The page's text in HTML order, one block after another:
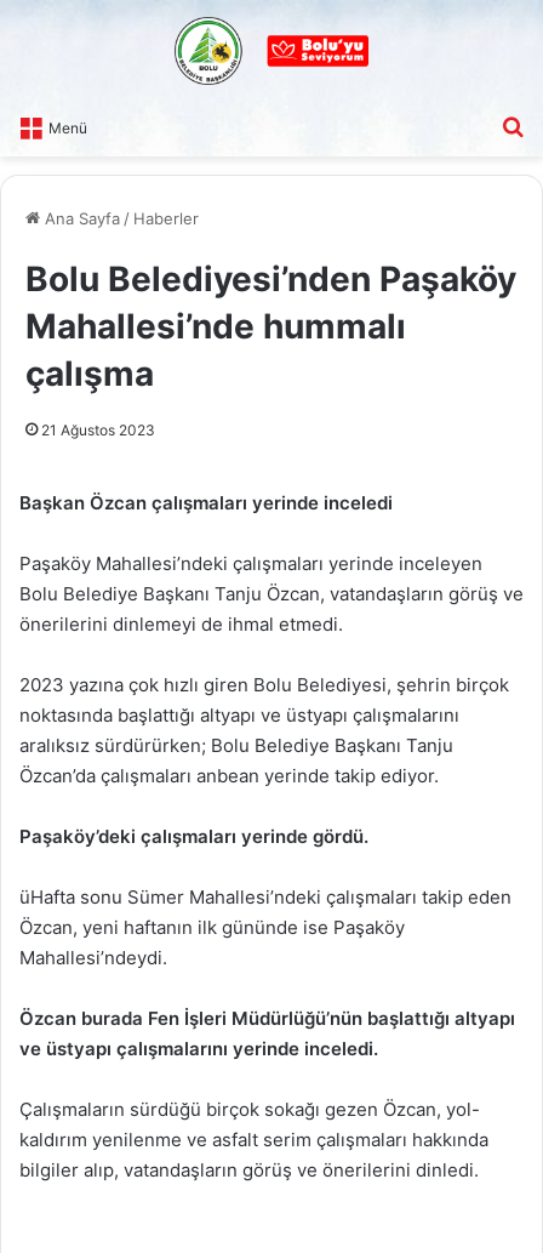
Menü
Ana Sayfa / Haberler
Bolu Belediyesi’nden Paşaköy
Mahallesi’nde hummalı
çalışma
21 Ağustos 2023
Başkan Özcan çalışmaları yerinde inceledi
Paşaköy Mahallesi’ndeki çalışmaları yerinde inceleyen
Bolu Belediye Başkanı Tanju Özcan, vatandaşların görüş ve
önerilerini dinlemeyi de ihmal etmedi.
2023 yazına çok hızlı giren Bolu Belediyesi, şehrin birçok
noktasında başlattığı altyapı ve üstyapı çalışmalarını
aralıksız sürdürürken; Bolu Belediye Başkanı Tanju
Özcan’da çalışmaları anbean yerinde takip ediyor.
Paşaköy’deki çalışmaları yerinde gördü.
üHafta sonu Sümer Mahallesi’ndeki çalışmaları takip eden
Özcan, yeni haftanın ilk gününde ise Paşaköy
Mahallesi’ndeydi.
Özcan burada Fen İşleri Müdürlüğü’nün başlattığı altyapı
ve üstyapı çalışmalarını yerinde inceledi.
Çalışmaların sürdüğü birçok sokağı gezen Özcan, yol-
kaldırım yenilenme ve asfalt serim çalışmaları hakkında
bilgiler alıp, vatandaşların görüş ve önerilerini dinledi.